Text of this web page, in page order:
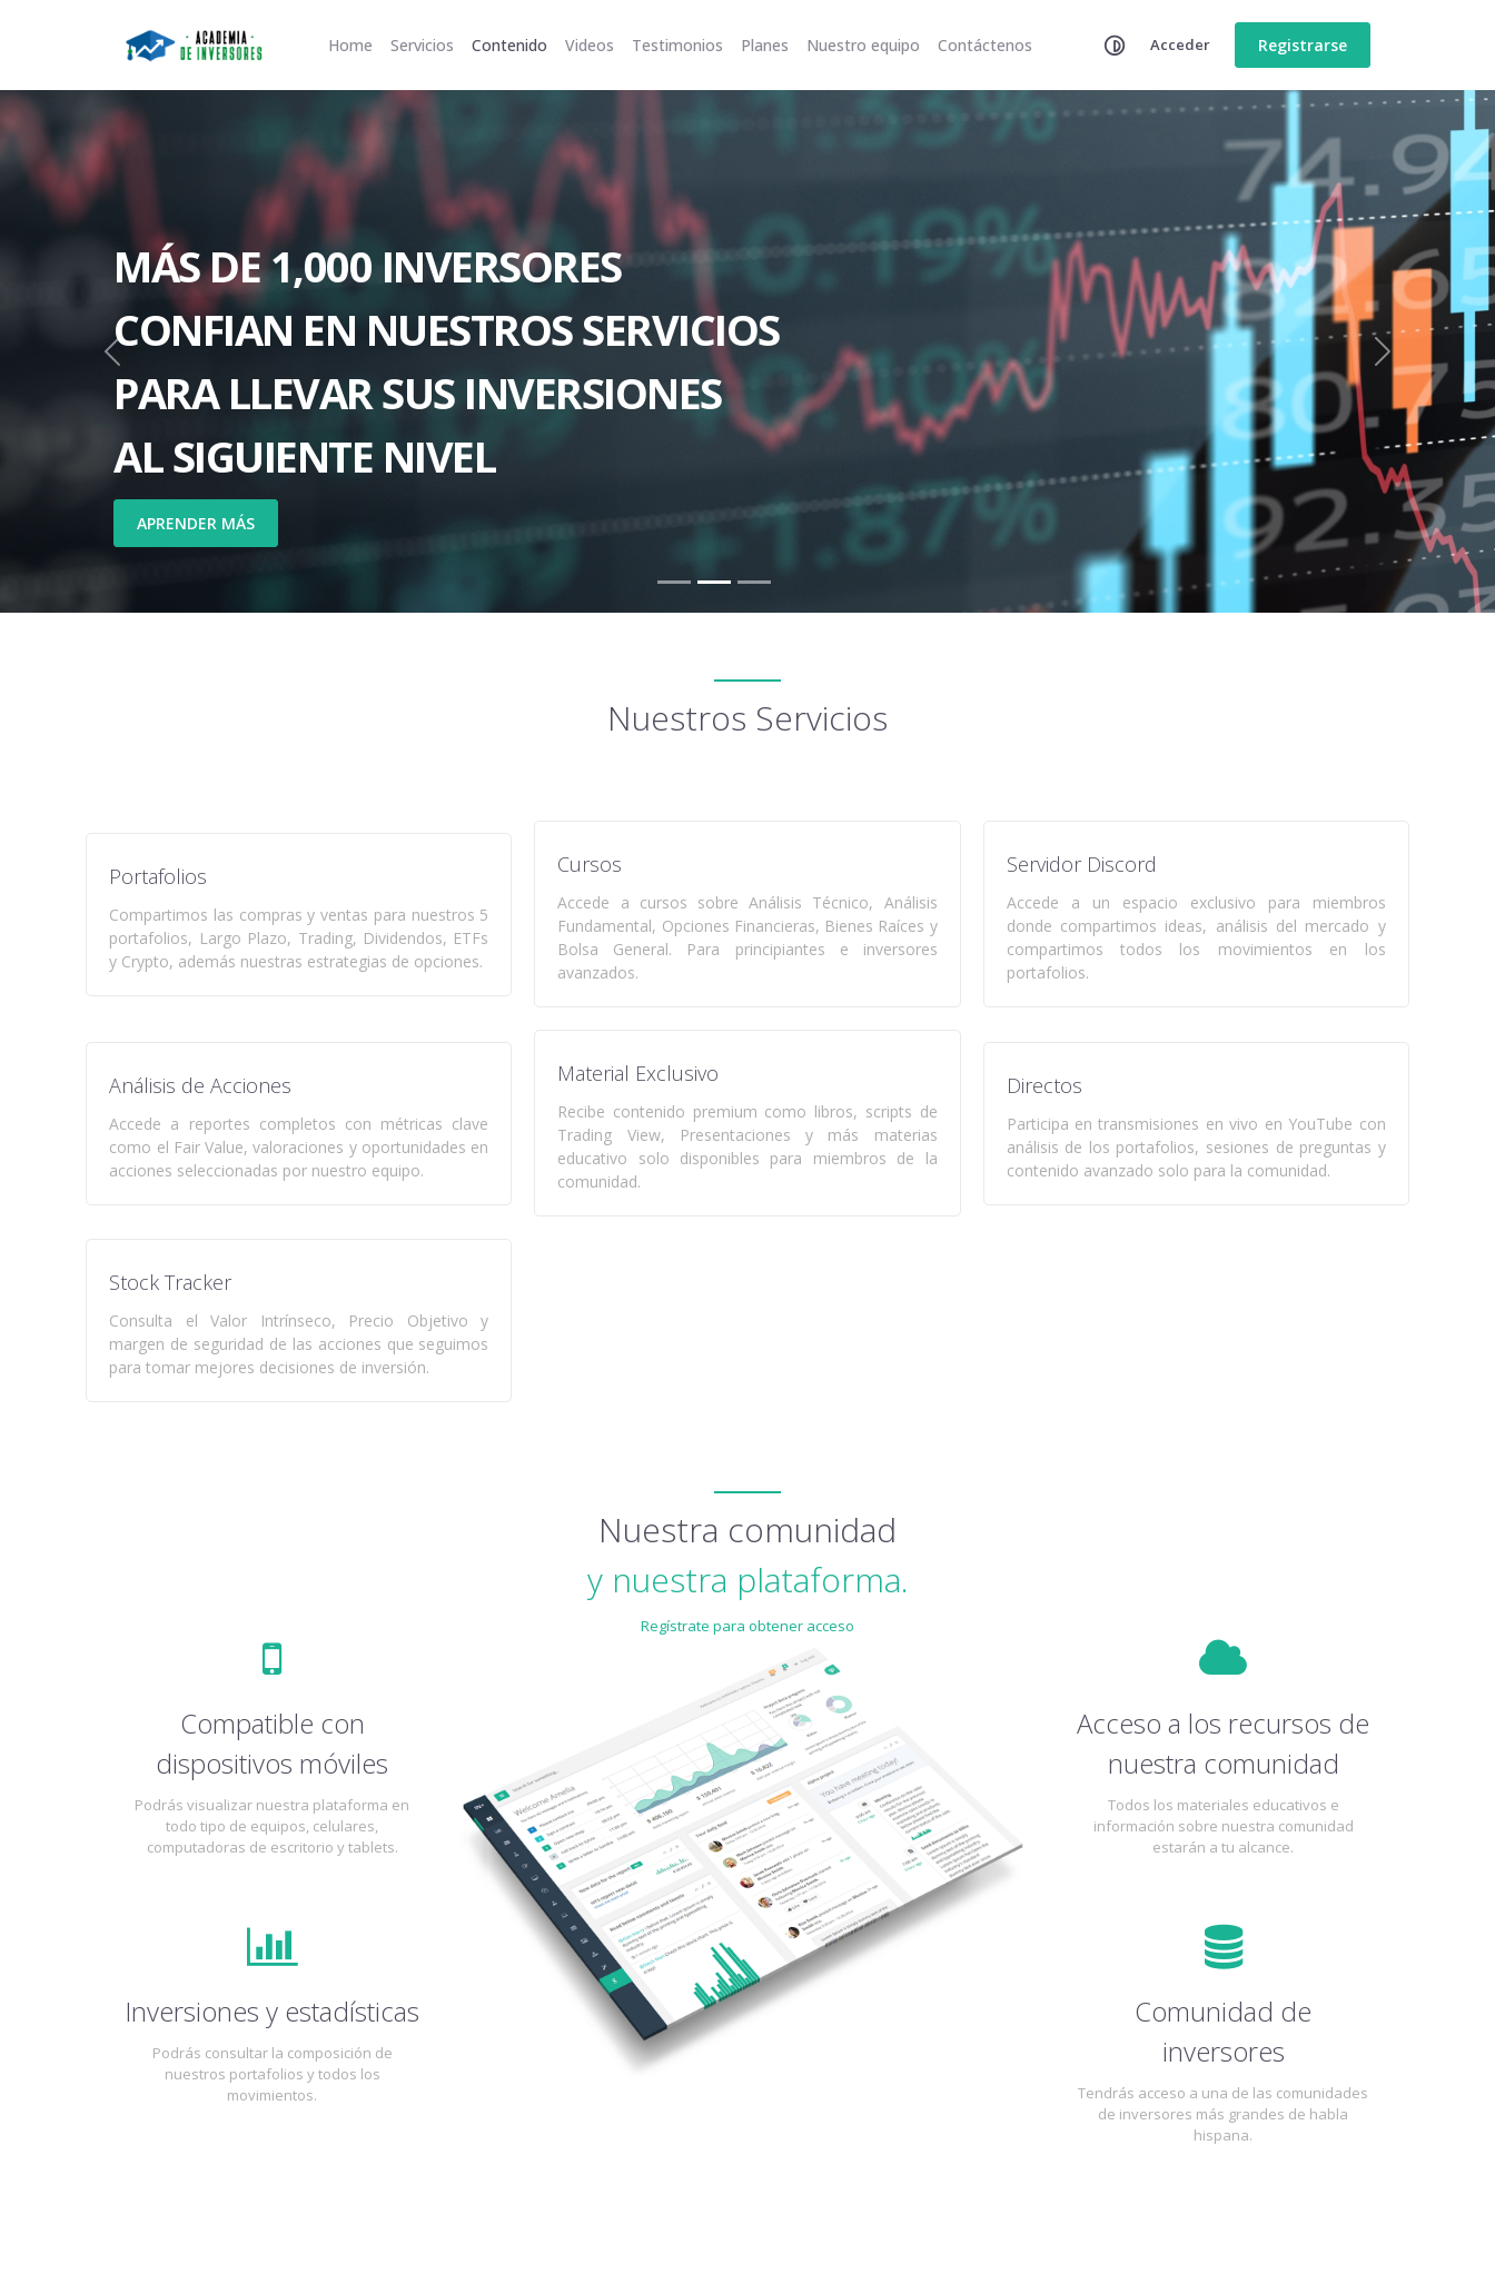
Home Servicios Contenido Videos Testimonios Planes Nuestro equipo Contáctenos Acceder Registrarse
MÁS DE 1,000 INVERSORES
CONFIAN EN NUESTROS SERVICIOS
PARA LLEVAR SUS INVERSIONES
AL SIGUIENTE NIVEL
APRENDER MÁS
Previous Next
Nuestros Servicios
Portafolios
Compartimos las compras y ventas para nuestros 5
portafolios, Largo Plazo, Trading, Dividendos, ETFs
y Crypto, además nuestras estrategias de opciones.
Cursos
Accede a cursos sobre Análisis Técnico, Análisis
Fundamental, Opciones Financieras, Bienes Raíces y
Bolsa General. Para principiantes e inversores
avanzados.
Servidor Discord
Accede a un espacio exclusivo para miembros
donde compartimos ideas, análisis del mercado y
compartimos todos los movimientos en los
portafolios.
Análisis de Acciones
Accede a reportes completos con métricas clave
como el Fair Value, valoraciones y oportunidades en
acciones seleccionadas por nuestro equipo.
Material Exclusivo
Recibe contenido premium como libros, scripts de
Trading View, Presentaciones y más materias
educativo solo disponibles para miembros de la
comunidad.
Directos
Participa en transmisiones en vivo en YouTube con
análisis de los portafolios, sesiones de preguntas y
contenido avanzado solo para la comunidad.
Stock Tracker
Consulta el Valor Intrínseco, Precio Objetivo y
margen de seguridad de las acciones que seguimos
para tomar mejores decisiones de inversión.
Nuestra comunidad
y nuestra plataforma.
Regístrate para obtener acceso
Compatible con
dispositivos móviles
Podrás visualizar nuestra plataforma en
todo tipo de equipos, celulares,
computadoras de escritorio y tablets.
Inversiones y estadísticas
Podrás consultar la composición de
nuestros portafolios y todos los
movimientos.
Acceso a los recursos de
nuestra comunidad
Todos los materiales educativos e
información sobre nuestra comunidad
estarán a tu alcance.
Comunidad de
inversores
Tendrás acceso a una de las comunidades
de inversores más grandes de habla
hispana.